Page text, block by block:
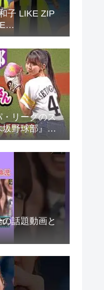
子 LIKE ZIP
リーグのス
野球部』。
フィックリの
話題動画と